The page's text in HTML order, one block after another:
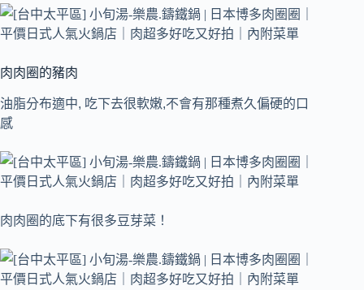
肉肉圈的豬肉
油脂分布適中, 吃下去很軟嫩,不會有那種煮久偏硬的口
感
肉肉圈的底下有很多豆芽菜！